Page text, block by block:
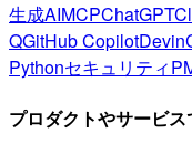
生成AIMCPChatGPT
QGitHub CopilotDevin
Pythonセキュリティ
プロダクトやサービ